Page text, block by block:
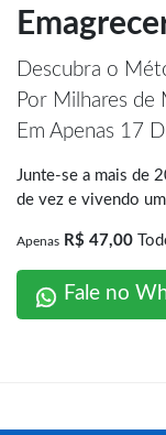
Descubra o
Por Milhares de
Em Apenas 17
Junte-se a mais de
de vez e vivendo
Apenas R$ 47,00
Fale no